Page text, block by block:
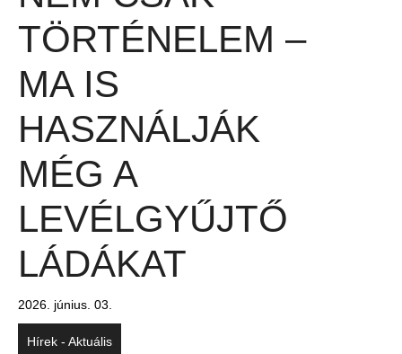
TÖRTÉNELEM –
MA IS
HASZNÁLJÁK
MÉG A
LEVÉLGYŰJTŐ
LÁDÁKAT
2026. június. 03.
Hírek - Aktuális